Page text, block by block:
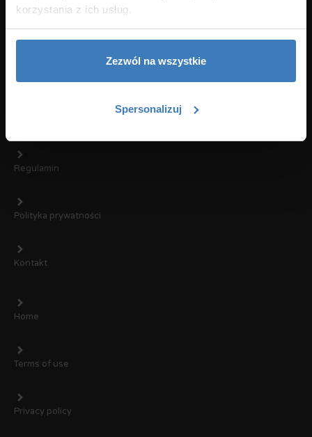
korzystania z ich usług.
Zezwól na wszystkie
Spersonalizuj
Robotivity Social Media:
Regulamin
Polityka prywatności
Kontakt
Home
Terms of use
Privacy policy